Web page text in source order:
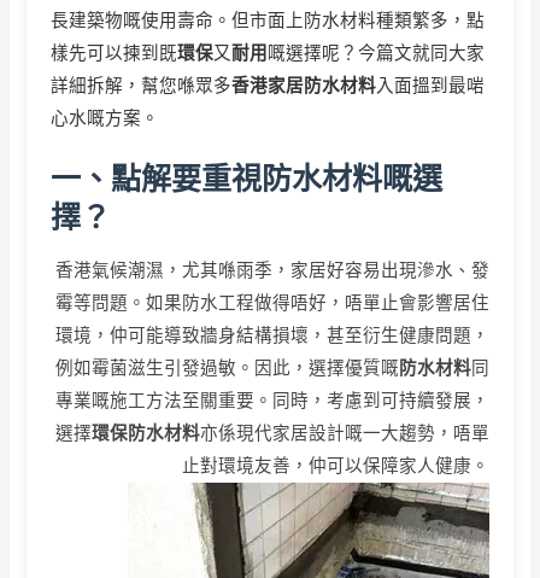
長建築物嘅使用壽命。但市面上防水材料種類繁多，點
樣先可以揀到既環保又耐用 嘅選擇呢？今篇文就同大家
詳細拆解，幫您喺眾多香港家居防水材料入面搵到最啱
心水嘅方案。
一、點解要重視防水材料嘅選
擇？
香港氣候潮濕，尤其喺雨季，家居好容易出現滲水、發
霉等問題。如果防水工程做得唔好，唔單止會影響居住
環境，仲可能導致牆身結構損壞，甚至衍生健康問題，
例如霉菌滋生引發過敏。因此，選擇優質嘅防水材料同
專業嘅施工方法至關重要。同時，考慮到可持續發展，
選擇環保防水材料亦係現代家居設計嘅一大趨勢，唔單
止對環境友善，仲可以保障家人健康。